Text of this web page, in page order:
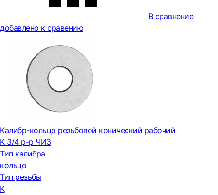
В сравнение
добавлено к сравению
Калибр-кольцо резьбовой конический рабочий
K 3/4 р-р ЧИЗ
Тип калибра
кольцо
Тип резьбы
K